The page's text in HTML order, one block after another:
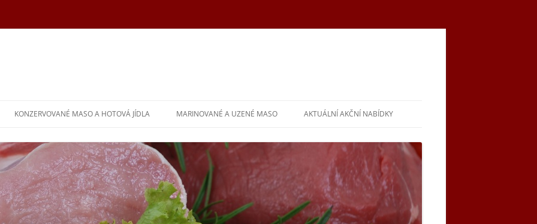
KONZERVOVANÉ MASO A HOTOVÁ JÍDLA MARINOVANÉ A UZENÉ MASO AKTUÁLNÍ AKČNÍ NABÍDKY